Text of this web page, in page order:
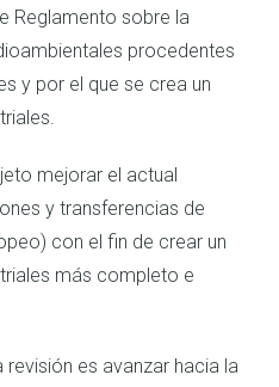
Reglamento sobre la
procedentes
y por el que se crea un
mejorar el actual
y transferencias de
con el fin de crear un
más completo e
es avanzar hacia la